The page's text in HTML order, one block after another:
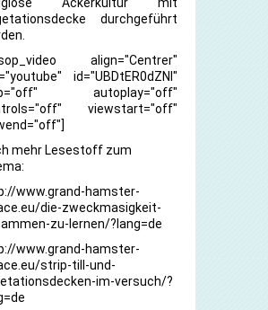
Ackerkultur mit
durchgeführt
align="Centrer"
id="UBDtER0dZNI"
autoplay="off"
viewstart="off"
mehr Lesestoff zum
www.grand-hamster-
die-zweckmasigkeit-
zu-lernen/?lang=de
www.grand-hamster-
strip-till-und-
im-versuch/?